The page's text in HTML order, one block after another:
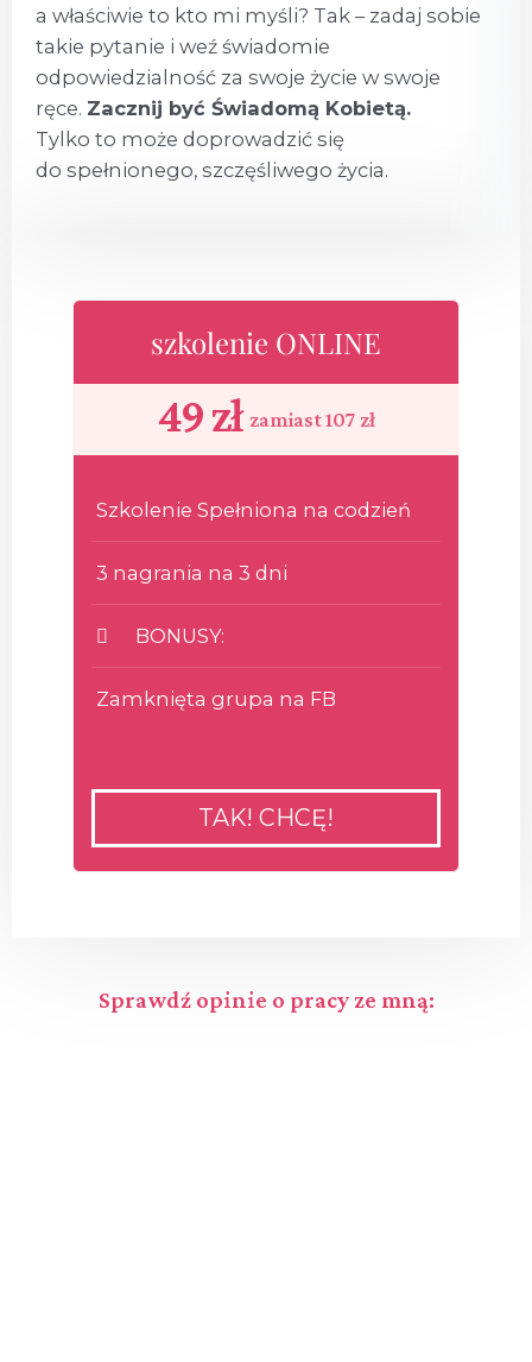
szkolenie ONLINE
49 zł zamiast 107 zł
Szkolenie Spełniona na codzień
3 nagrania na 3 dni
BONUSY:
Zamknięta grupa na FB
TAK! CHCĘ!
a właściwie to kto mi myśli? Tak – zadaj sobie
takie pytanie i weź świadomie
odpowiedzialność za swoje życie w swoje
ręce. Zacznij być Świadomą Kobietą.
Tylko to może doprowadzić się
do spełnionego, szczęśliwego życia.
Sprawdź opinie o pracy ze mną: